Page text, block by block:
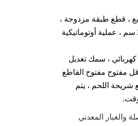
، 2 لفات ، لفة واحدة متاحة للبيع ، قطع طبقة مزدوجة ،
تشغيل شاشة تعمل باللمس ، تحكم PLC ، محرك سيرفو ، محرك مزدوج ، أفقيا المواد ، ارتفاع القطع حتى 20 سم ، عملية أوتوماتيكية
كهربائي ، سمك تعديل
مفتوح مفتوح القاطع
شريحة اللحم ، يتم
والغبار المعدني